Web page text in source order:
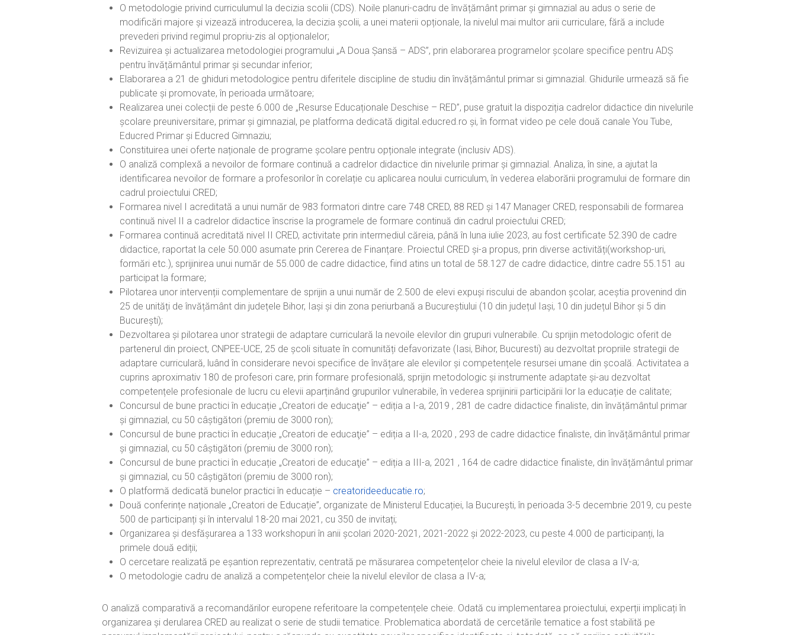
O metodologie privind curriculumul la decizia scolii (CDS). Noile planuri-cadru de învățământ primar și gimnazial au adus o serie de
modificări majore și vizează introducerea, la decizia școlii, a unei materii opționale, la nivelul mai multor arii curriculare, fără a include
prevederi privind regimul propriu-zis al opționalelor;
Revizuirea și actualizarea metodologiei programului „A Doua Șansă – ADS”, prin elaborarea programelor școlare specifice pentru ADȘ
pentru învățământul primar și secundar inferior;
Elaborarea a 21 de ghiduri metodologice pentru diferitele discipline de studiu din învățământul primar si gimnazial. Ghidurile urmează să fie
publicate și promovate, în perioada următoare;
Realizarea unei colecții de peste 6.000 de „Resurse Educaționale Deschise – RED”, puse gratuit la dispoziția cadrelor didactice din nivelurile
școlare preuniversitare, primar și gimnazial, pe platforma dedicată digital.educred.ro și, în format video pe cele două canale You Tube,
Educred Primar și Educred Gimnaziu;
Constituirea unei oferte naționale de programe școlare pentru opționale integrate (inclusiv ADS).
O analiză complexă a nevoilor de formare continuă a cadrelor didactice din nivelurile primar și gimnazial. Analiza, în sine, a ajutat la
identificarea nevoilor de formare a profesorilor în corelație cu aplicarea noului curriculum, în vederea elaborării programului de formare din
cadrul proiectului CRED;
Formarea nivel I acreditată a unui număr de 983 formatori dintre care 748 CRED, 88 RED și 147 Manager CRED, responsabili de formarea
continuă nivel II a cadrelor didactice înscrise la programele de formare continuă din cadrul proiectului CRED;
Formarea continuă acreditată nivel II CRED, activitate prin intermediul căreia, până în luna iulie 2023, au fost certificate 52.390 de cadre
didactice, raportat la cele 50.000 asumate prin Cererea de Finanțare. Proiectul CRED și-a propus, prin diverse activități(workshop-uri,
formări etc.), sprijinirea unui număr de 55.000 de cadre didactice, fiind atins un total de 58.127 de cadre didactice, dintre cadre 55.151 au
participat la formare;
Pilotarea unor intervenții complementare de sprijin a unui număr de 2.500 de elevi expuși riscului de abandon școlar, aceștia provenind din
25 de unități de învățământ din județele Bihor, Iași și din zona periurbană a Bucureștiului (10 din județul Iași, 10 din județul Bihor și 5 din
București);
Dezvoltarea și pilotarea unor strategii de adaptare curriculară la nevoile elevilor din grupuri vulnerabile. Cu sprijin metodologic oferit de
partenerul din proiect, CNPEE-UCE, 25 de școli situate în comunități defavorizate (Iasi, Bihor, Bucuresti) au dezvoltat propriile strategii de
adaptare curriculară, luând în considerare nevoi specifice de învățare ale elevilor și competențele resursei umane din școală. Activitatea a
cuprins aproximativ 180 de profesori care, prin formare profesională, sprijin metodologic și instrumente adaptate și-au dezvoltat
competențele profesionale de lucru cu elevii aparținând grupurilor vulnerabile, în vederea sprijinirii participării lor la educație de calitate;
Concursul de bune practici în educație „Creatori de educaţie” – ediția a I-a, 2019 , 281 de cadre didactice finaliste, din învățământul primar
și gimnazial, cu 50 câștigători (premiu de 3000 ron);
Concursul de bune practici în educație „Creatori de educaţie” – ediția a II-a, 2020 , 293 de cadre didactice finaliste, din învățământul primar
și gimnazial, cu 50 câștigători (premiu de 3000 ron);
Concursul de bune practici în educație „Creatori de educaţie” – ediția a III-a, 2021 , 164 de cadre didactice finaliste, din învățământul primar
și gimnazial, cu 50 câștigători (premiu de 3000 ron);
O platformă dedicată bunelor practici în educație – creatorideeducatie.ro;
Două conferințe naționale „Creatori de Educație”, organizate de Ministerul Educației, la București, în perioada 3-5 decembrie 2019, cu peste
500 de participanți și în intervalul 18-20 mai 2021, cu 350 de invitați;
Organizarea și desfășurarea a 133 workshopuri în anii școlari 2020-2021, 2021-2022 și 2022-2023, cu peste 4.000 de participanți, la
primele două ediții;
O cercetare realizată pe eșantion reprezentativ, centrată pe măsurarea competențelor cheie la nivelul elevilor de clasa a IV-a;
O metodologie cadru de analiză a competențelor cheie la nivelul elevilor de clasa a IV-a;
O analiză comparativă a recomandărilor europene referitoare la competențele cheie. Odată cu implementarea proiectului, experții implicați în
organizarea și derularea CRED au realizat o serie de studii tematice. Problematica abordată de cercetările tematice a fost stabilită pe